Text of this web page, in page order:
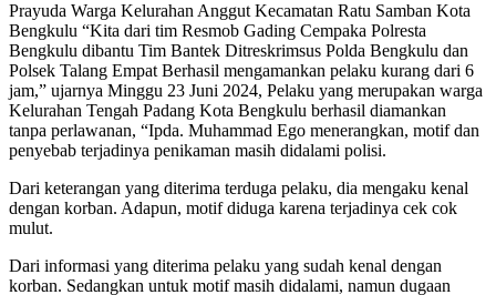
Prayuda Warga Kelurahan Anggut Kecamatan Ratu Samban Kota
Bengkulu “Kita dari tim Resmob Gading Cempaka Polresta
Bengkulu dibantu Tim Bantek Ditreskrimsus Polda Bengkulu dan
Polsek Talang Empat Berhasil mengamankan pelaku kurang dari 6
jam,” ujarnya Minggu 23 Juni 2024, Pelaku yang merupakan warga
Kelurahan Tengah Padang Kota Bengkulu berhasil diamankan
tanpa perlawanan, “Ipda. Muhammad Ego menerangkan, motif dan
penyebab terjadinya penikaman masih didalami polisi.
Dari keterangan yang diterima terduga pelaku, dia mengaku kenal
dengan korban. Adapun, motif diduga karena terjadinya cek cok
mulut.
Dari informasi yang diterima pelaku yang sudah kenal dengan
korban. Sedangkan untuk motif masih didalami, namun dugaan